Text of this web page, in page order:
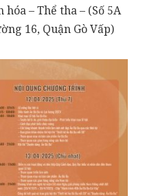
– Thể tha – (Số 5A
16, Quận Gò Vấp)